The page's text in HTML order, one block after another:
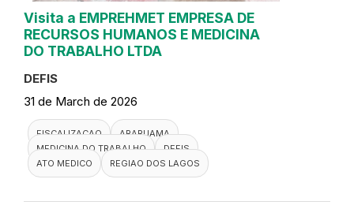
Visita a EMPREHMET EMPRESA DE
RECURSOS HUMANOS E MEDICINA
DO TRABALHO LTDA
DEFIS
31 de March de 2026
FISCALIZACAO
ARARUAMA
MEDICINA DO TRABALHO
DEFIS
ATO MEDICO
REGIAO DOS LAGOS